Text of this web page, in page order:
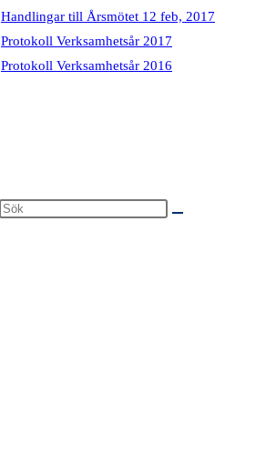
Handlingar till Årsmötet 12 feb, 2017
Protokoll Verksamhetsår 2017
Protokoll Verksamhetsår 2016